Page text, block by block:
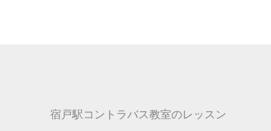
宿戸駅コントラバス教室のレッスン